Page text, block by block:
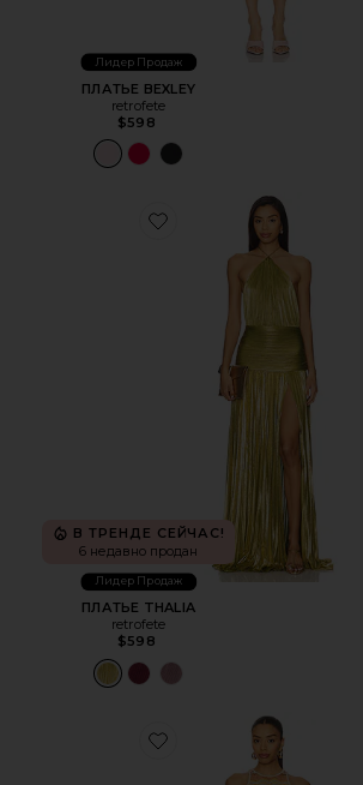
Лидер Продаж
ПЛАТЬЕ BEXLEY
retrofete
$598
Favorite ПЛАТЬЕ THALIA
В ТРЕНДЕ СЕЙЧАС!
6 недавно продан
Лидер Продаж
ПЛАТЬЕ THALIA
retrofete
$598
Favorite ПЛАТЬЕ-КРОШЕ DANIA